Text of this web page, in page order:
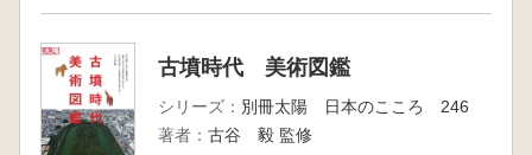
古墳時代 美術図鑑
シリーズ： 別冊太陽 日本のこころ 246
著者： 古谷 毅 監修